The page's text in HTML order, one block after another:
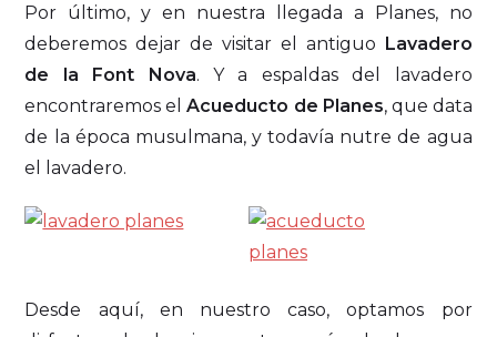
Por último, y en nuestra llegada a Planes, no
deberemos dejar de visitar el antiguo Lavadero
de la Font Nova. Y a espaldas del lavadero
encontraremos elAcueducto de Planes, que data
de la época musulmana, y todavía nutre de agua
el lavadero.
Desde aquí, en nuestro caso, optamos por